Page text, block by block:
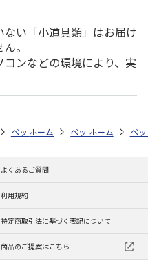
い「小道具類」はお届け
。
ンなどの環境により、実
その他用品 ポンプ・水質管理（
ケージ・飼育その他用品 ポ
ペットストア ケージ・飼育その
ホーム ペットストア ケ
ホーム ペ
よくあるご質問
利用規約
特定商取引法に基づく表記について
商品のご提案はこちら